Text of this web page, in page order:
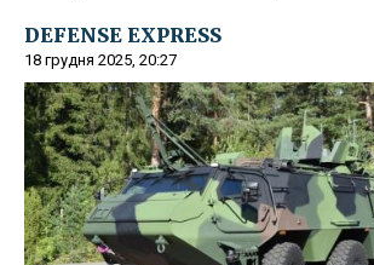
DEFENSE EXPRESS
18 грудня 2025, 20:27